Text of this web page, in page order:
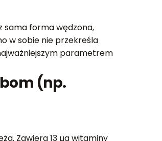
sama forma wędzona,
w sobie nie przekreśla
parametrem
(np.
Zawiera 13 µg witaminy